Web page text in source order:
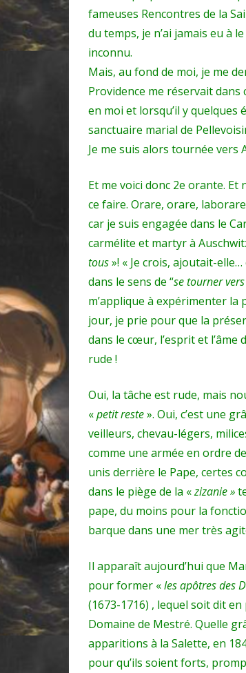
fameuses Rencontres de la
du temps, je n’ai jamais eu à
inconnu.
Mais, au fond de moi, je me
Providence me réservait dans
en moi et lorsqu’il y quelques
sanctuaire marial de
Je me suis alors tournée vers
Et me voici donc 2e orante. Et
ce faire. Orare, orare,
car je suis engagée dans le
carmélite et martyr à
tous»! « Je crois, ajoutait-
dans le sens de “se tourner
m’applique à expérimenter la
jour, je prie pour que la
dans le cœur, l’esprit et
rude !
Oui, la tâche est rude, mais
«petit reste». Oui, c’est une
veilleurs, chevau-légers,
comme une armée en ordre
unis derrière le Pape, certes
dans le piège de la «zizanie »
pape, du moins pour la
barque dans une mer très
Il apparaît aujourd’hui que
pour former «les apôtres des
(1673-1716) , lequel soit dit
Domaine de Mestré. Quelle
apparitions à la Salette, en
pour qu’ils soient forts,